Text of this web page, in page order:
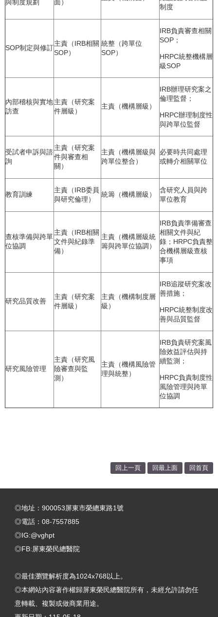
與制度規劃
面）
制度
SOP制定與修訂
主責（IRB相關
SOP）
統整（跨單位
SOP）
IRB負責審查相關
SOP；
HRPC統整機構層
級SOP
內部稽核與實地
訪查
主責（研究案
件層級）
主責（機構層級）
IRB辦理研究案之
倫理監督；
HRPC辦理制度性
與跨單位監督
受試者申訴與諮
詢
主責（研究案
件與審查相
關）
主責（機構層級與
跨單位整合）
必要時共同處理
或轉介相關單位
教育訓練
主責（IRB委員
與研究倫理）
統籌（機構層級）
含研究人員與跨
單位教育
查核準備與跨單
位協調
主責（IRB相關
文件與紀錄準
備）
主責（機構層級統
籌與跨單位協調）
IRB負責準備審查
相關文件與紀
錄；HRPC負責整
合機構層級查核
事項
研究品質改善
主責（研究案
件層級）
主責（機構制度層
級）
IRB追蹤研究案改
善措施；
HRPC統整制度改
善與品質監督
研究風險管理
主責（研究風
險審查與監
測）
主責（機構風險管
理與統整）
IRB負責研究案風
險效益評估與持
續監測；
HRPC負責制度性
風險管理與跨單
位協調
回上一頁 回最上面 回首頁
◎地址：900053屏東市榮總東路1號
◎電話：08-7557885
◎IG:@vghpt
◎FB:屏東榮民總醫院
◎最佳瀏覽解析度為1024x768以上。
◎本網站內容著作權歸屏東榮民總醫院所有，未經允許請勿任
意轉載、複製或做商業用途。